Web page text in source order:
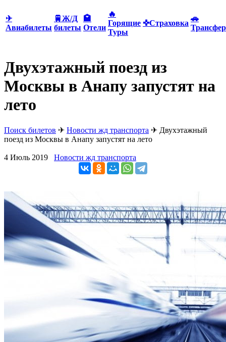
✈
Авиабилеты
🚆Ж/Д
билеты
🏩
Отели
🔥
Горящие
Туры
✜Страховка
🚗
Трансфер
Двухэтажный поезд из
Москвы в Анапу запустят на
лето
Поиск билетов ✈ Новости жд транспорта ✈ Двухэтажный
поезд из Москвы в Анапу запустят на лето
4 Июль 2019 Новости жд транспорта